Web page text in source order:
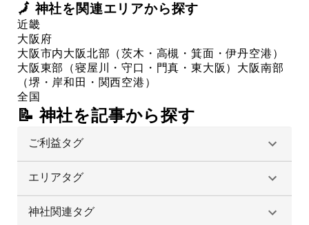
🗾神社を関連エリアから探す
近畿
大阪府
大阪市内大阪北部（茨木・高槻・箕面・伊丹空港）
大阪東部（寝屋川・守口・門真・東大阪） 大阪南部
（堺・岸和田・関西空港）
全国
📝 神社を記事から探す
ご利益タグ
エリアタグ
神社関連タグ